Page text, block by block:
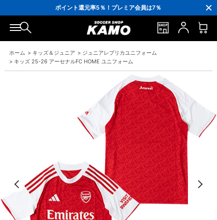
ポイント還元率5％！プレミア会員は7％
会員の方にはお誕生月に「10％OFFクーポン」プレゼント！
16,000円(税込)以上でシューズケースプレゼント！
3,300円(税込)以上で送料無料！
ホーム > キッズ＆ジュニア > ジュニアレプリカユニフォーム
> キッズ 25-26 アーセナルFC HOME ユニフォーム